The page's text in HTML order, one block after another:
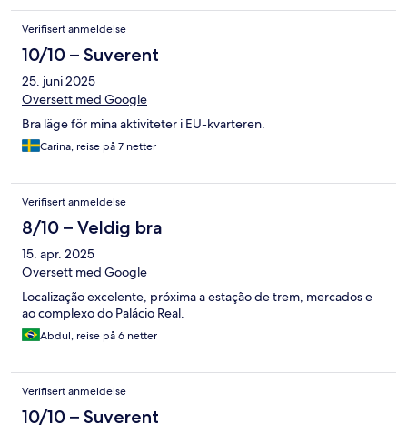
Verifisert anmeldelse
10/10 – Suverent
25. juni 2025
Oversett med Google
Bra läge för mina aktiviteter i EU-kvarteren.
Carina, reise på 7 netter
Verifisert anmeldelse
8/10 – Veldig bra
15. apr. 2025
Oversett med Google
Localização excelente, próxima a estação de trem, mercados e
ao complexo do Palácio Real.
Abdul, reise på 6 netter
Verifisert anmeldelse
10/10 – Suverent